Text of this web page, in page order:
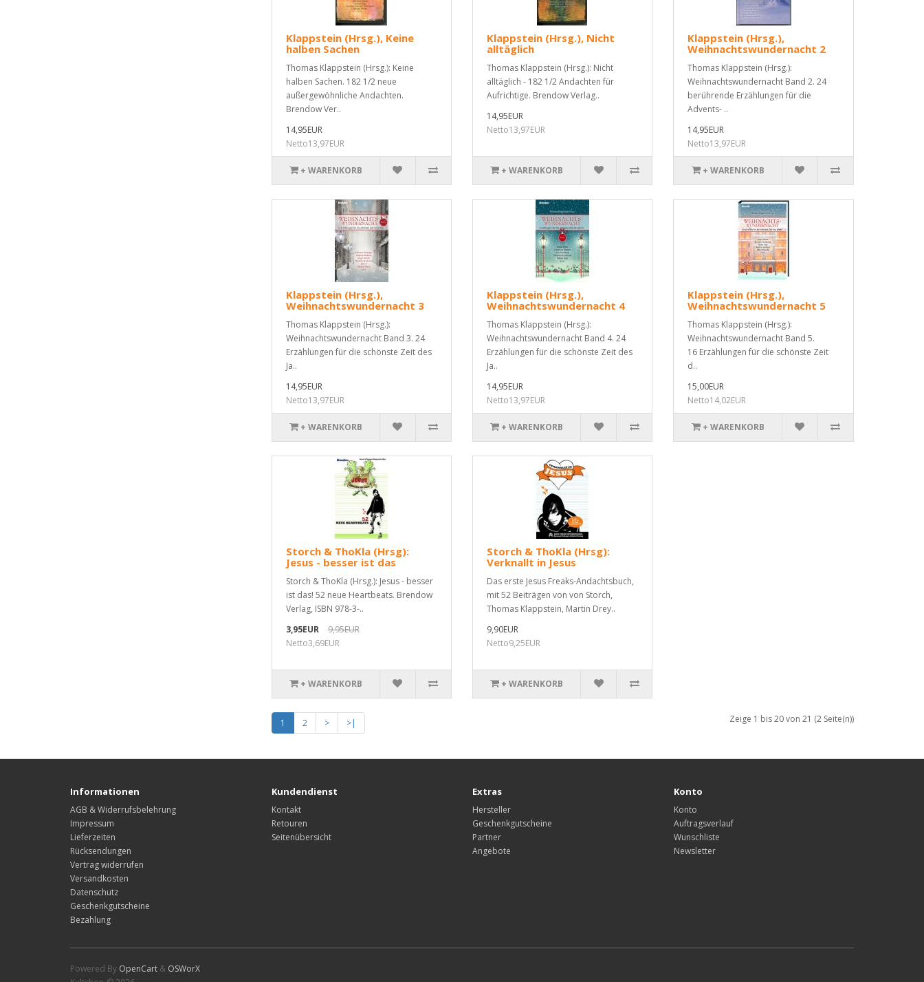
Klappstein (Hrsg.), Keine
halben Sachen
Thomas Klappstein (Hrsg.): Keine
halben Sachen. 182 1/2 neue
außergewöhnliche Andachten.
Brendow Ver..
14,95EUR
Netto13,97EUR
+ WARENKORB
Klappstein (Hrsg.), Nicht
alltäglich
Thomas Klappstein (Hrsg.): Nicht
alltäglich - 182 1/2 Andachten für
Aufrichtige. Brendow Verlag..
14,95EUR
Netto13,97EUR
+ WARENKORB
Klappstein (Hrsg.),
Weihnachtswundernacht 2
Thomas Klappstein (Hrsg.):
Weihnachtswundernacht Band 2. 24
berührende Erzählungen für die
Advents- ..
14,95EUR
Netto13,97EUR
+ WARENKORB
Klappstein (Hrsg.),
Weihnachtswundernacht 3
Thomas Klappstein (Hrsg.):
Weihnachtswundernacht Band 3. 24
Erzählungen für die schönste Zeit des
Ja..
14,95EUR
Netto13,97EUR
+ WARENKORB
Klappstein (Hrsg.),
Weihnachtswundernacht 4
Thomas Klappstein (Hrsg.):
Weihnachtswundernacht Band 4. 24
Erzählungen für die schönste Zeit des
Ja..
14,95EUR
Netto13,97EUR
+ WARENKORB
Klappstein (Hrsg.),
Weihnachtswundernacht 5
Thomas Klappstein (Hrsg.):
Weihnachtswundernacht Band 5.
16 Erzählungen für die schönste Zeit
d..
15,00EUR
Netto14,02EUR
+ WARENKORB
Storch & ThoKla (Hrsg):
Jesus - besser ist das
Storch & ThoKla (Hrsg.): Jesus - besser
ist das! 52 neue Heartbeats. Brendow
Verlag, ISBN 978-3-..
3,95EUR
9,95EUR
Netto3,69EUR
+ WARENKORB
Storch & ThoKla (Hrsg):
Verknallt in Jesus
Das erste Jesus Freaks-Andachtsbuch,
mit 52 Beiträgen von von Storch,
Thomas Klappstein, Martin Drey..
9,90EUR
Netto9,25EUR
+ WARENKORB
1 2 > >| Zeige 1 bis 20 von 21 (2 Seite(n))
Informationen
AGB & Widerrufsbelehrung
Impressum
Lieferzeiten
Rücksendungen
Vertrag widerrufen
Versandkosten
Datenschutz
Geschenkgutscheine
Bezahlung
Kundendienst
Kontakt
Retouren
Seitenübersicht
Extras
Hersteller
Geschenkgutscheine
Partner
Angebote
Konto
Konto
Auftragsverlauf
Wunschliste
Newsletter
Powered By OpenCart & OSWorX